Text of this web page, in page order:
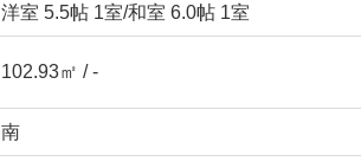
洋室 5.5帖 1室/和室 6.0帖 1室
102.93㎡ / -
南